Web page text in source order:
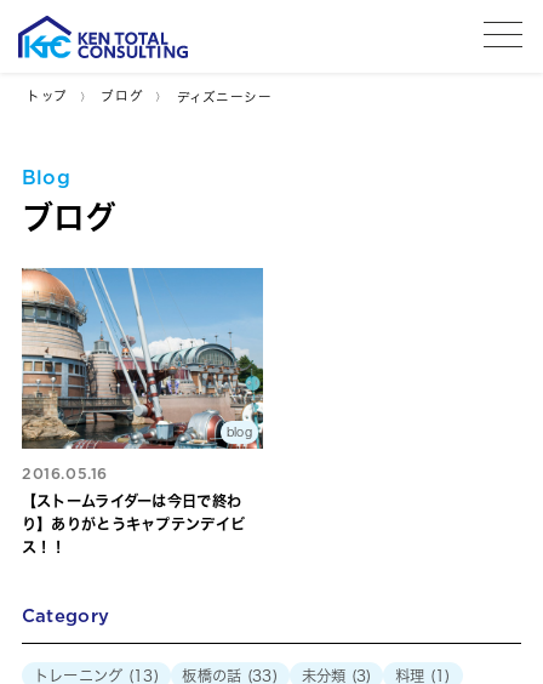
トップ ブログ ディズニーシー
Blog
ブログ
blog
2016.05.16
【ストームライダーは今日で終わ
り】ありがとうキャプテンデイビ
ス！！
Category
トレーニング (13) 板橋の話 (33) 未分類 (3) 料理 (1)